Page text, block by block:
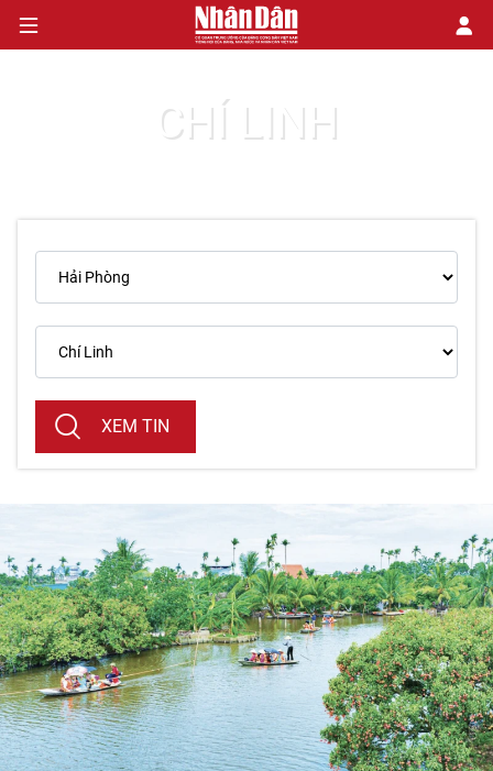
VĂN HÓA
XÃ HỘI
PHÁP LUẬT
DU LỊCH
THẾ GIỚI
GIÁO DỤC
Y TẾ
KHOA HỌC - CÔNG NGHỆ
MÔI TRƯỜNG
CHÍ LINH
XEM TIN